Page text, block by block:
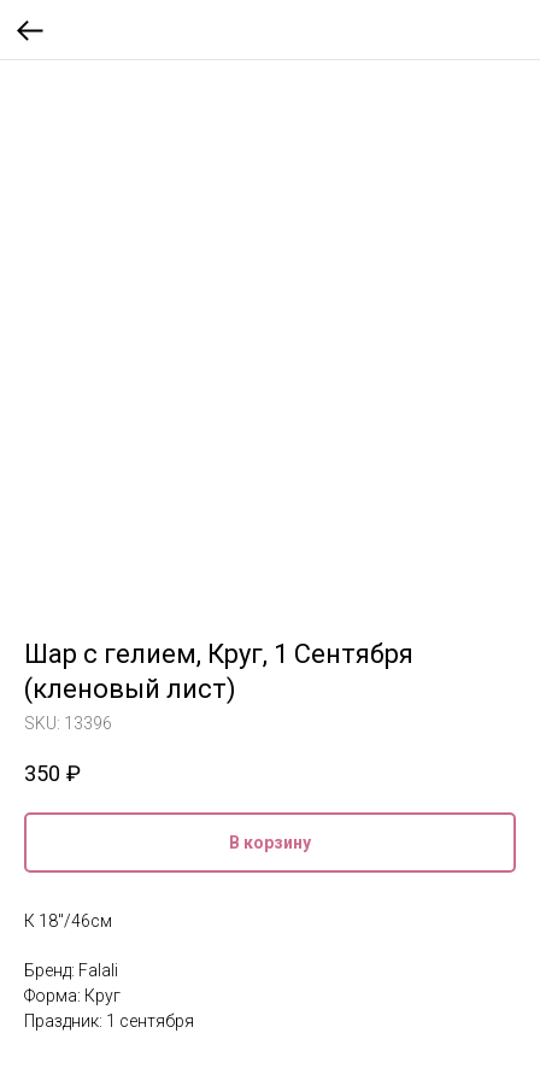
Шар с гелием, Круг, 1 Сентября
(кленовый лист)
SKU: 13396
350 ₽
В корзину
К 18''/46см
Бренд: Falali
Форма: Круг
Праздник: 1 сентября